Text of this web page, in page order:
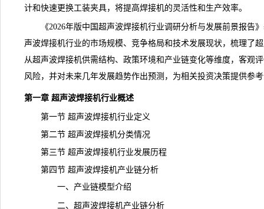
计和快速更换工装夹具，将提高焊接机的灵活性和生产效率。
《2026年版中国超声波焊接机行业调研分析与发展前景报告
声波焊接机行业的市场规模、竞争格局和技术发展现状，梳理了
从超声波焊接机供需结构、政策环境和产业链变化等维度，客观
风险，并对未来几年发展趋势作出预测，为相关投资决策提供参
第一章 超声波焊接机行业概述
第一节 超声波焊接机行业定义
第二节 超声波焊接机分类情况
第三节 超声波焊接机行业发展历程
第四节 超声波焊接机产业链分析
一、产业链模型介绍
二、超声波焊接机产业链分析